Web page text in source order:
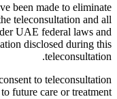
been made to eliminate
teleconsultation and all
UAE federal laws and
disclosed during this
teleconsultation.
to teleconsultation
future care or treatment.